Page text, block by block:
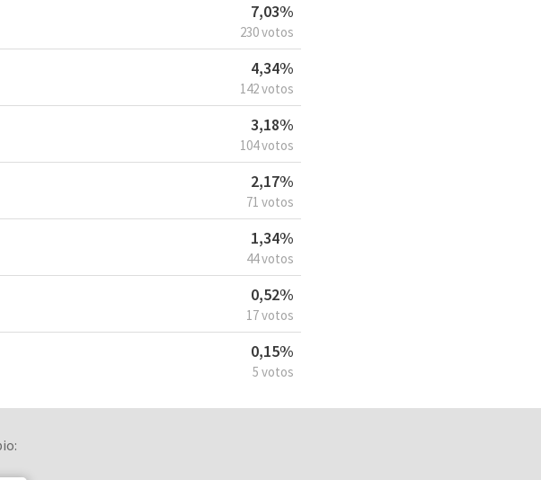
7,03%
230 votos
4,34%
142 votos
3,18%
104 votos
2,17%
71 votos
1,34%
44 votos
0,52%
17 votos
0,15%
5 votos